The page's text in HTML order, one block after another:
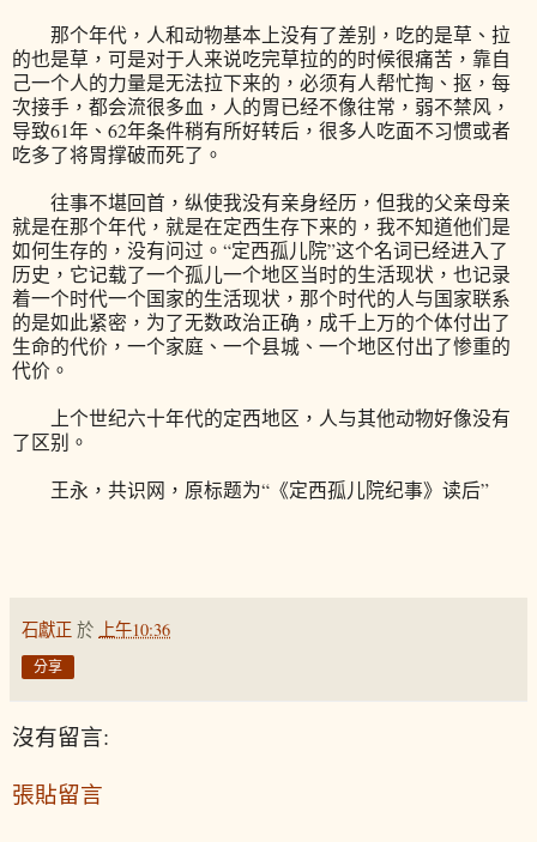
那个年代，人和动物基本上没有了差别，吃的是草、拉
的也是草，可是对于人来说吃完草拉的的时候很痛苦，靠自
己一个人的力量是无法拉下来的，必须有人帮忙掏、抠，每
次接手，都会流很多血，人的胃已经不像往常，弱不禁风，
导致61年、62年条件稍有所好转后，很多人吃面不习惯或者
吃多了将胃撑破而死了。
往事不堪回首，纵使我没有亲身经历，但我的父亲母亲
就是在那个年代，就是在定西生存下来的，我不知道他们是
如何生存的，没有问过。“定西孤儿院”这个名词已经进入了
历史，它记载了一个孤儿一个地区当时的生活现状，也记录
着一个时代一个国家的生活现状，那个时代的人与国家联系
的是如此紧密，为了无数政治正确，成千上万的个体付出了
生命的代价，一个家庭、一个县城、一个地区付出了惨重的
代价。
上个世纪六十年代的定西地区，人与其他动物好像没有
了区别。
王永，共识网，原标题为“《定西孤儿院纪事》读后”
石獻正 於 上午10:36
分享
沒有留言:
張貼留言